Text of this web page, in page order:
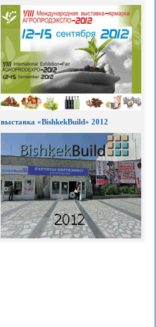
выставка «BishkekBuild» 2012